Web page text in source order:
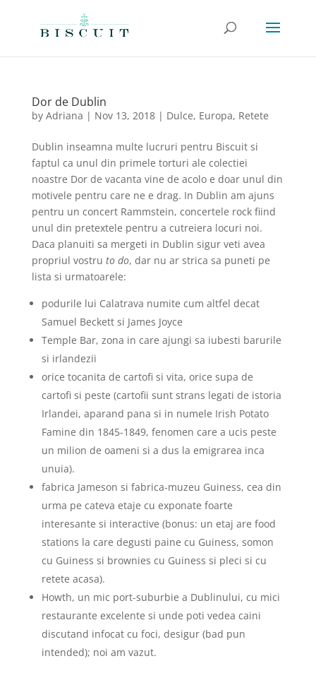
Dor de Dublin
by Adriana | Nov 13, 2018| Dulce, Europa, Retete
Dublin inseamna multe lucruri pentru Biscuit si
faptul ca unul din primele torturi ale colectiei
noastre Dor de vacanta vine de acolo e doar unul din
motivele pentru care ne e drag. In Dublin am ajuns
pentru un concert Rammstein, concertele rock fiind
unul din pretextele pentru a cutreiera locuri noi.
Daca planuiti sa mergeti in Dublin sigur veti avea
propriul vostru to do, dar nu ar strica sa puneti pe
lista si urmatoarele:
podurile lui Calatrava numite cum altfel decat
Samuel Beckett si James Joyce
Temple Bar, zona in care ajungi sa iubesti barurile
si irlandezii
orice tocanita de cartofi si vita, orice supa de
cartofi si peste (cartofii sunt strans legati de istoria
Irlandei, aparand pana si in numele Irish Potato
Famine din 1845-1849, fenomen care a ucis peste
un milion de oameni si a dus la emigrarea inca
unuia).
fabrica Jameson si fabrica-muzeu Guiness, cea din
urma pe cateva etaje cu exponate foarte
interesante si interactive (bonus: un etaj are food
stations la care degusti paine cu Guiness, somon
cu Guiness si brownies cu Guiness si pleci si cu
retete acasa).
Howth, un mic port-suburbie a Dublinului, cu mici
restaurante excelente si unde poti vedea caini
discutand infocat cu foci, desigur (bad pun
intended); noi am vazut.